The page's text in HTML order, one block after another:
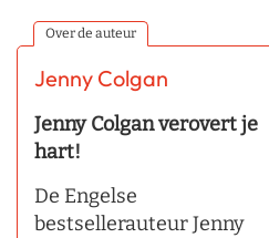
Over de auteur
Jenny Colgan
Jenny Colgan verovert je
hart!
De Engelse
bestsellerauteur Jenny